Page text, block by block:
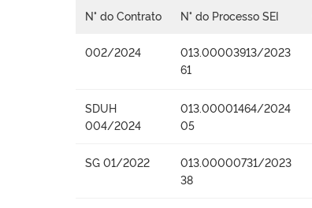
N° do Contrato N° do Processo SEI
002/2024
013.00003913/2023
61
SDUH
004/2024
013.00001464/2024
05
SG 01/2022
013.00000731/2023
38